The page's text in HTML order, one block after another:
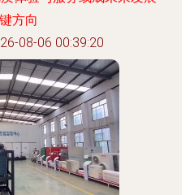
方向
08-06 00:39:20